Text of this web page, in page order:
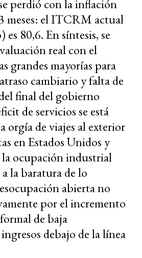
perdió con la inflación
meses: el ITCRM actual
es 80,6. En síntesis, se
real con el
grandes mayorías para
cambiario y falta de
final del gobierno
de servicios se está
orgía de viajes al exterior
en Estados Unidos y
ocupación industrial
la baratura de lo
abierta no
por el incremento
de baja
debajo de la línea